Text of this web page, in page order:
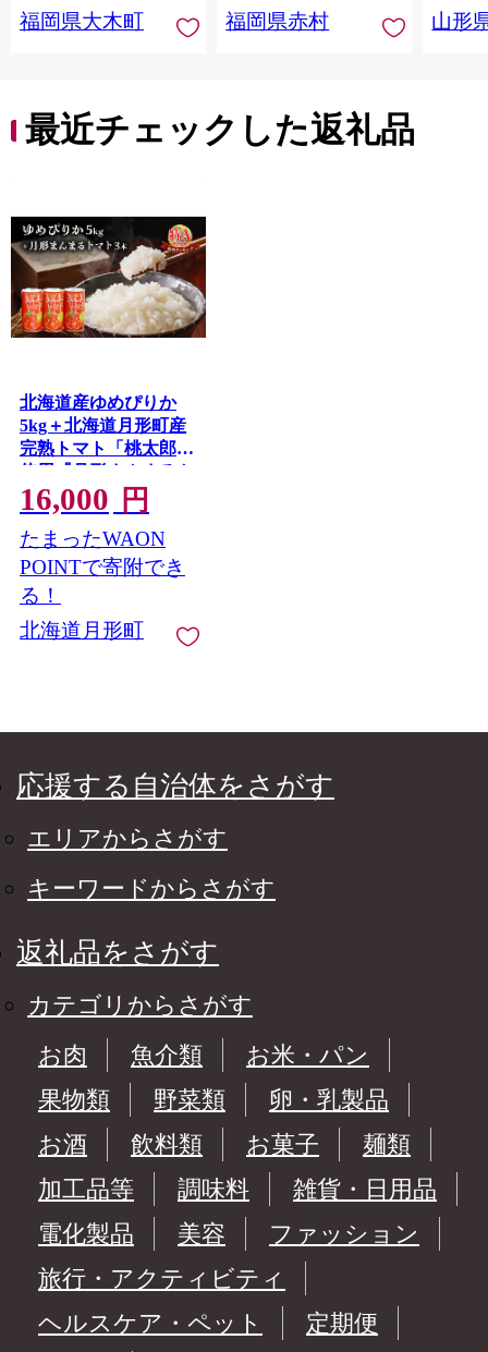
福岡県大木町
福岡県赤村
山形
最近チェックした返礼品
北海道産ゆめぴりか
5kg＋北海道月形町産
完熟トマト「桃太郎」
使用『月形まんまるト
マト』3本 米 お米 果
汁飲料 野菜飲料 トマ
トジュース
16,000 円
たまったWAON
POINTで寄附でき
る！
北海道月形町
応援する自治体をさがす
エリアからさがす
キーワードからさがす
返礼品をさがす
カテゴリからさがす
お肉
魚介類
お米・パン
果物類
野菜類
卵・乳製品
お酒
飲料類 お菓子
麺類
加工品等
調味料
雑貨・日用品
電化製品
美容
ファッション
旅行・アクティビティ
ヘルスケア・ペット
定期便